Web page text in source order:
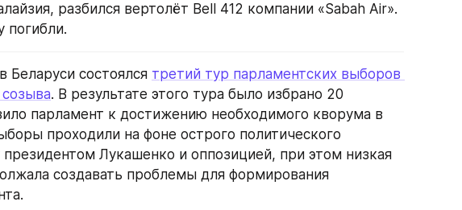
разбился вертолёт Bell 412 компании «Sabah Air».
погибли.
Беларуси состоялся третий тур парламентских выборов
. В результате этого тура было избрано 20
парламент к достижению необходимого кворума в
проходили на фоне острого политического
Лукашенко и оппозицией, при этом низкая
создавать проблемы для формирования